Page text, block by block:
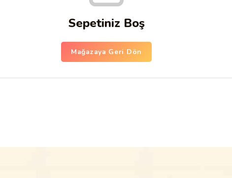
Sepetiniz Boş
Mağazaya Geri Dön